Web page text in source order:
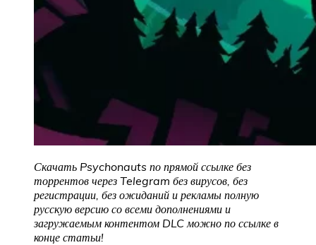
Скачать Psychonauts по прямой ссылке без
торрентов через Telegram без вирусов, без
регистрации, без ожиданий и рекламы полную
русскую версию со всеми дополнениями и
загружаемым контентом DLC можно по ссылке в
конце статьи!